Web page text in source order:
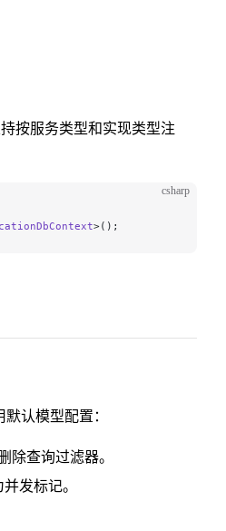
按服务类型和实现类型注
csharp
>();
认模型配置：
除查询过滤器。
发标记。